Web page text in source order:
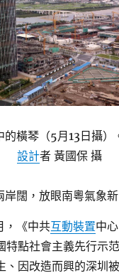
橫琴（5月13日攝）
設計者 黃國保 攝
岸闊，放眼南粵氣象新
，《中共互動裝置中
特點社會主義先行示
、因改造而興的深圳